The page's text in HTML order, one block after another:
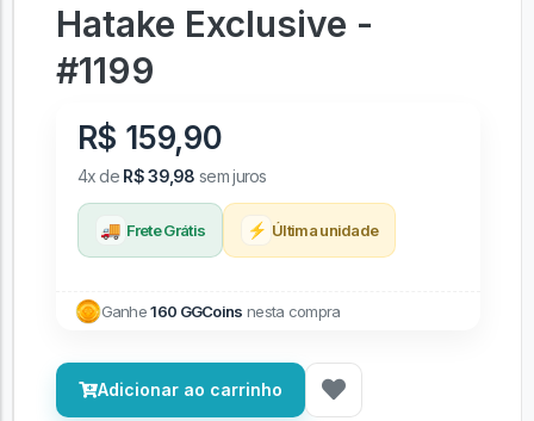
Hatake Exclusive -
#1199
R$ 159,90
4x de R$ 39,98 sem juros
🚚 Frete Grátis ⚡ Última unidade
Ganhe160 GGCoins nesta compra
Adicionar ao carrinho